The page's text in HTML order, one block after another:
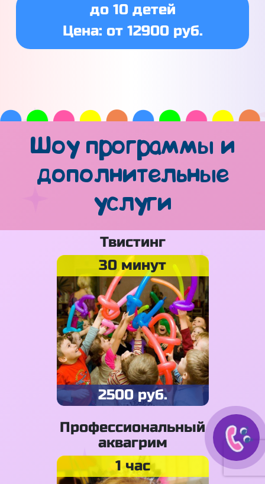
до 10 детей
Цена: от 12900 руб.
Шоу программы и
дополнительные
услуги
Твистинг
30 минут
2500 руб.
Профессиональный
аквагрим
1 час